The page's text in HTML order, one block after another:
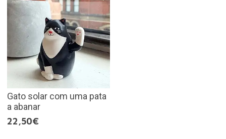
Gato solar com uma pata
a abanar
22,50€